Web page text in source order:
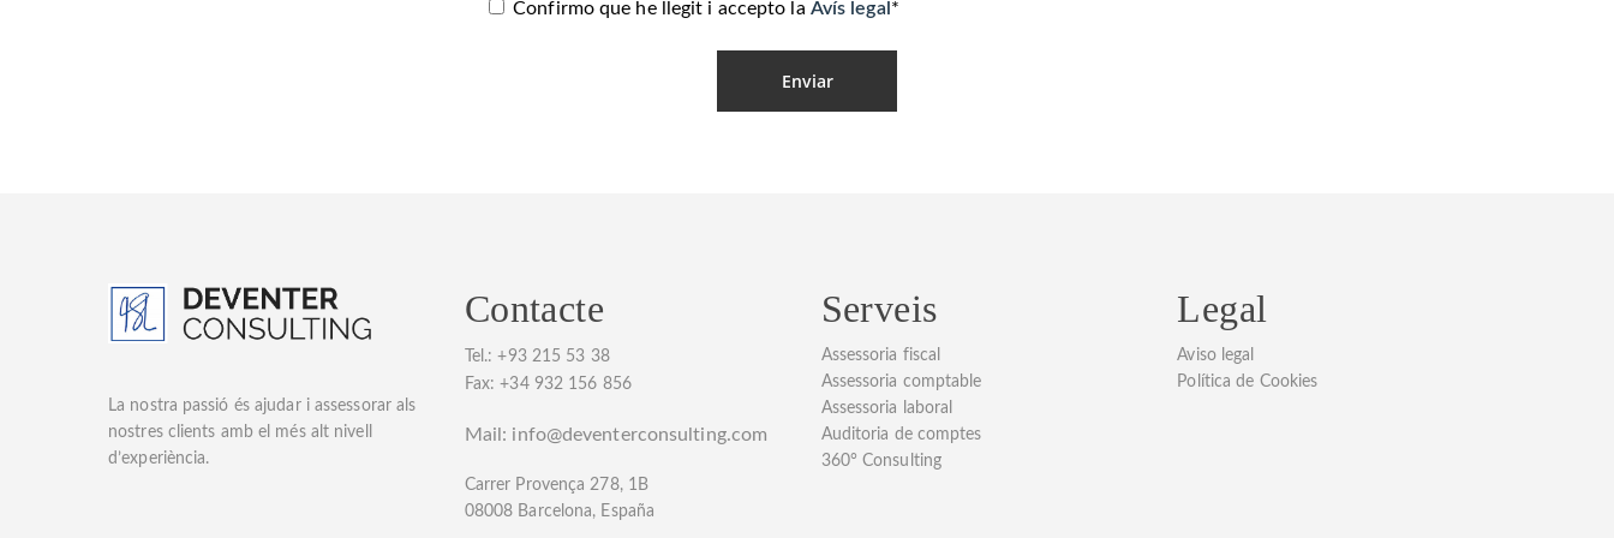
Confirmo que he llegit i accepto la Avís legal *
La nostra passió és ajudar i assessorar als
nostres clients amb el més alt nivell
d’experiència.
Contacte
Tel.:+93 215 53 38
Fax: +34 932 156 856
Mail: info@deventerconsulting.com
Carrer Provença 278, 1B
08008 Barcelona, España
Serveis
Assessoria fiscal
Assessoria comptable
Assessoria laboral
Auditoria de comptes
360° Consulting
Legal
Aviso legal
Política de Cookies